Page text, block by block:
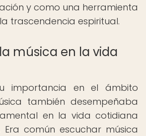
y como una herramienta
trascendencia espiritual.
música en la vida
importancia en el ámbito
también desempeñaba
en la vida cotidiana
común escuchar música